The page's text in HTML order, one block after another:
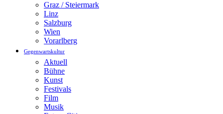
Graz / Steiermark
Linz
Salzburg
Wien
Vorarlberg
Gegenwartskultur
Aktuell
Bühne
Kunst
Festivals
Film
Musik